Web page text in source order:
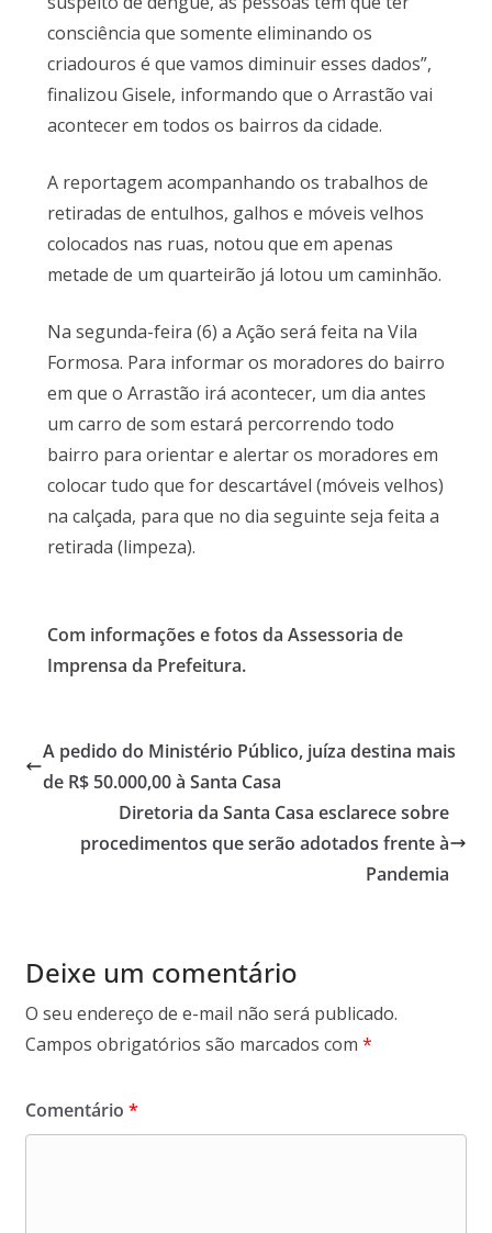
consciência que somente eliminando os
criadouros é que vamos diminuir esses dados”,
finalizou Gisele, informando que o Arrastão vai
acontecer em todos os bairros da cidade.
A reportagem acompanhando os trabalhos de
retiradas de entulhos, galhos e móveis velhos
colocados nas ruas, notou que em apenas
metade de um quarteirão já lotou um caminhão.
Na segunda-feira (6) a Ação será feita na Vila
Formosa. Para informar os moradores do bairro
em que o Arrastão irá acontecer, um dia antes
um carro de som estará percorrendo todo
bairro para orientar e alertar os moradores em
colocar tudo que for descartável (móveis velhos)
na calçada, para que no dia seguinte seja feita a
retirada (limpeza).
Com informações e fotos da Assessoria de
Imprensa da Prefeitura.
A pedido do Ministério Público, juíza destina mais
de R$ 50.000,00 à Santa Casa
Diretoria da Santa Casa esclarece sobre
procedimentos que serão adotados frente à
Pandemia
Deixe um comentário
O seu endereço de e-mail não será publicado.
Campos obrigatórios são marcados com *
Comentário *